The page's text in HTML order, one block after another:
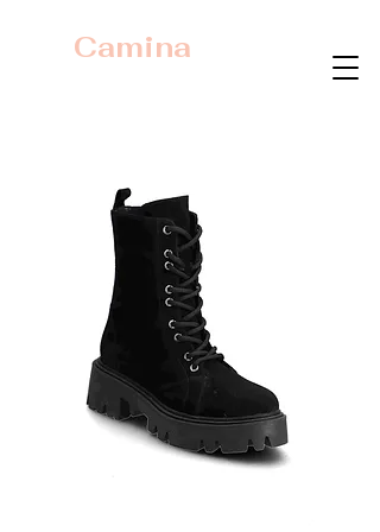
Camina